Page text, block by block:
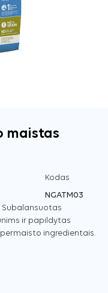
maistas
Kodas
NGATM03
Subalansuotas
ir papildytas
ingredientais.